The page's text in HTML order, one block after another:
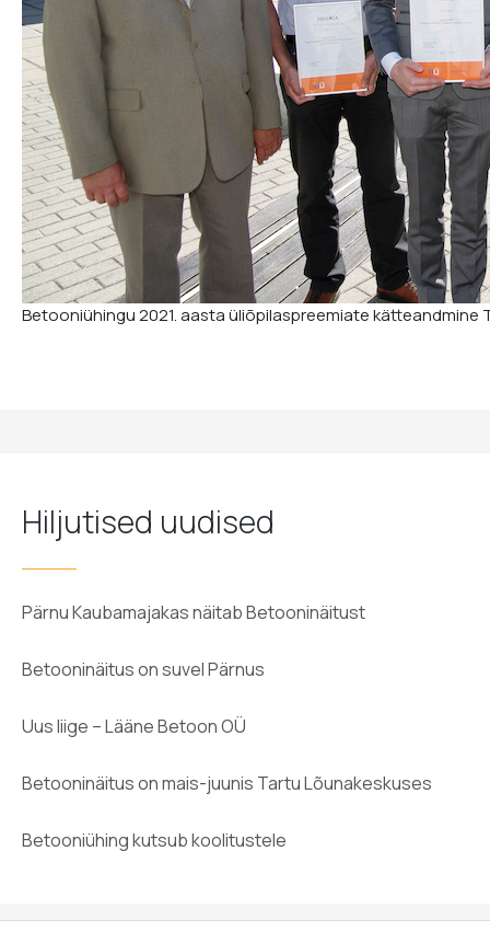
Betooniühingu 2021. aasta üliõpilaspreemiate kätteandmine
Hiljutised uudised
Pärnu Kaubamajakas näitab Betooninäitust
Betooninäitus on suvel Pärnus
Uus liige – Lääne Betoon OÜ
Betooninäitus on mais-juunis Tartu Lõunakeskuses
Betooniühing kutsub koolitustele